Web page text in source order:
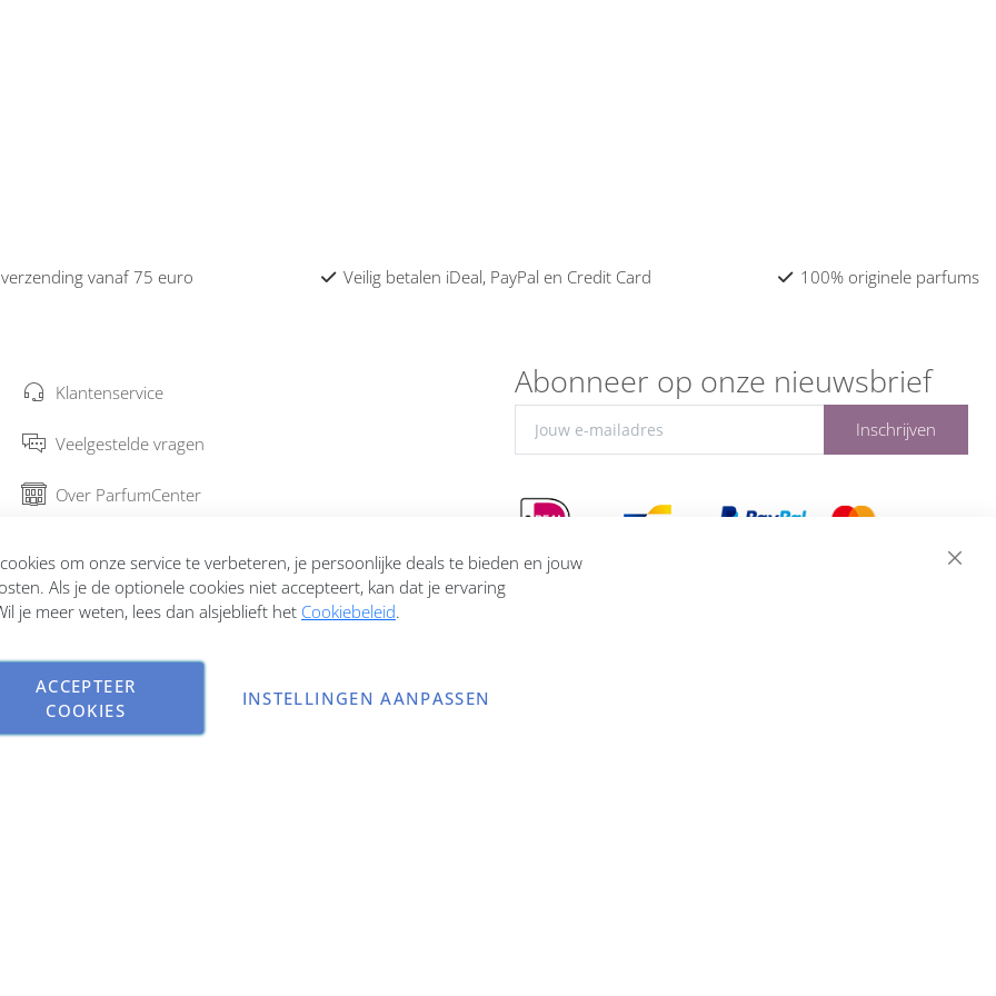
vanaf 75 euro Veilig betalen iDeal, PayPal en Credit Card 100% originele parfums
Klantenservice
Veelgestelde vragen
Over ParfumCenter
Garantie en retourneren
Abonneer op onze nieuwsbrief
Inschrijven
Copyright © 2026 ParfumCenter.nl. All rights reserved.
om onze service te verbeteren, je persoonlijke deals te bieden en jouw
Als je de optionele cookies niet accepteert, kan dat je ervaring
je meer weten, lees dan alsjeblieft het Cookiebeleid.
ACCEPTEER
COOKIES
INSTELLINGEN AANPASSEN